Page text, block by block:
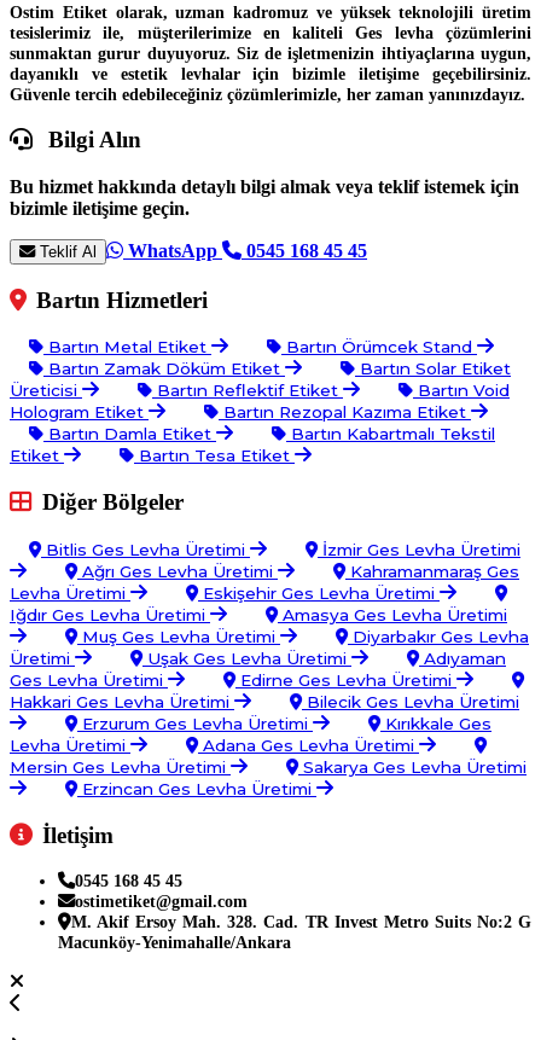
Ostim Etiket olarak, uzman kadromuz ve yüksek teknolojili üretim
tesislerimiz ile, müşterilerimize en kaliteli Ges levha çözümlerini
sunmaktan gurur duyuyoruz. Siz de işletmenizin ihtiyaçlarına uygun,
dayanıklı ve estetik levhalar için bizimle iletişime geçebilirsiniz.
Güvenle tercih edebileceğiniz çözümlerimizle, her zaman yanınızdayız.
Bilgi Alın
Bu hizmet hakkında detaylı bilgi almak veya teklif istemek için
bizimle iletişime geçin.
Teklif Al WhatsApp 0545 168 45 45
Bartın Hizmetleri
Bartın Metal Etiket
Bartın Örümcek Stand
Bartın Zamak Döküm Etiket
Bartın Solar Etiket
Üreticisi
Bartın Reflektif Etiket
Bartın Void
Hologram Etiket
Bartın Rezopal Kazıma Etiket
Bartın Damla Etiket
Bartın Kabartmalı Tekstil
Etiket
Bartın Tesa Etiket
Diğer Bölgeler
Bitlis Ges Levha Üretimi
İzmir Ges Levha Üretimi
Ağrı Ges Levha Üretimi
Kahramanmaraş Ges
Levha Üretimi
Eskişehir Ges Levha Üretimi
Iğdır Ges Levha Üretimi
Amasya Ges Levha Üretimi
Muş Ges Levha Üretimi
Diyarbakır Ges Levha
Üretimi
Uşak Ges Levha Üretimi
Adıyaman
Ges Levha Üretimi
Edirne Ges Levha Üretimi
Hakkari Ges Levha Üretimi
Bilecik Ges Levha Üretimi
Erzurum Ges Levha Üretimi
Kırıkkale Ges
Levha Üretimi
Adana Ges Levha Üretimi
Mersin Ges Levha Üretimi
Sakarya Ges Levha Üretimi
Erzincan Ges Levha Üretimi
İletişim
0545 168 45 45
ostimetiket@gmail.com
M. Akif Ersoy Mah. 328. Cad. TR Invest Metro Suits No:2 G
Macunköy-Yenimahalle/Ankara